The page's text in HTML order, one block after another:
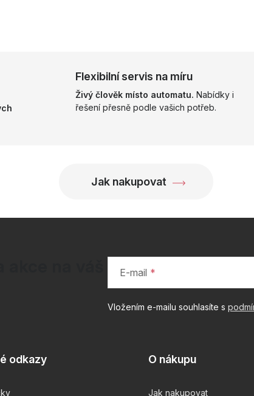
Flexibilní servis na míru
Živý člověk místo automatu. Nabídky i
řešení přesně podle vašich potřeb.
Jak nakupovat
E-mail
Vložením e-mailu souhlasíte s
odkazy O nákupu
Jak nakupovat